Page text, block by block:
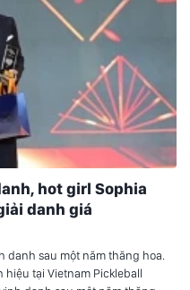
hot girl Sophia
danh giá
danh sau một năm thăng hoa.
tại Vietnam Pickleball